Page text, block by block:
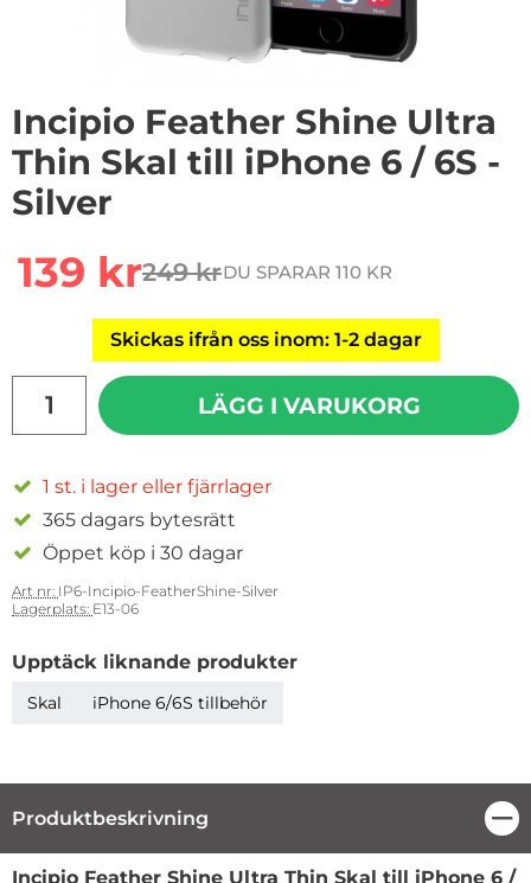
Incipio Feather Shine Ultra
Thin Skal till iPhone 6 / 6S -
Silver
rea pris
139 krtidigare pris
249 krDU SPARAR 110 KR
Skickas ifrån oss inom: 1-2 dagar
LÄGG I VARUKORG
1 st. i lager eller fjärrlager
365 dagars bytesrätt
Öppet köp i 30 dagar
Art nr: IP6-Incipio-FeatherShine-Silver
Lagerplats: E13-06
Upptäck liknande produkter
Skal iPhone 6/6S tillbehör
Produktbeskrivning
Produktbeskrivning
Incipio Feather Shine Ultra Thin Skal till iPhone 6 /